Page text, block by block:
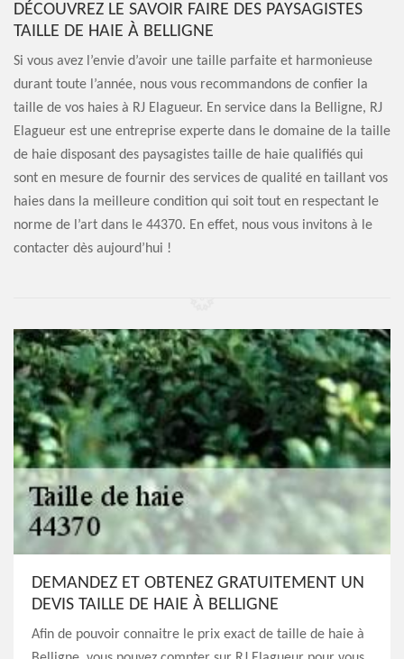
DÉCOUVREZ LE SAVOIR FAIRE DES PAYSAGISTES
TAILLE DE HAIE À BELLIGNE
Si vous avez l’envie d’avoir une taille parfaite et harmonieuse
durant toute l’année, nous vous recommandons de confier la
taille de vos haies à RJ Elagueur. En service dans la Belligne, RJ
Elagueur est une entreprise experte dans le domaine de la taille
de haie disposant des paysagistes taille de haie qualifiés qui
sont en mesure de fournir des services de qualité en taillant vos
haies dans la meilleure condition qui soit tout en respectant le
norme de l’art dans le 44370. En effet, nous vous invitons à le
contacter dès aujourd’hui !
DEMANDEZ ET OBTENEZ GRATUITEMENT UN
DEVIS TAILLE DE HAIE À BELLIGNE
Afin de pouvoir connaitre le prix exact de taille de haie à